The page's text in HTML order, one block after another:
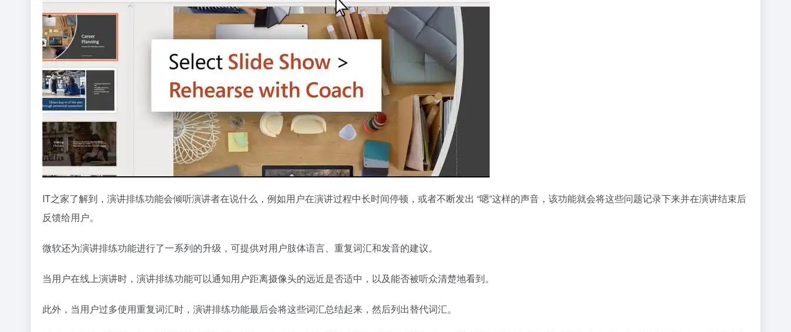
IT之家了解到，演讲排练功能会倾听演讲者在说什么，例如用户在演讲过程中长时间停顿，或者不断发出 “嗯”这样的声音，该功能就会将这些问题记录下来并在演讲结束后
反馈给用户。
微软还为演讲排练功能进行了一系列的升级，可提供对用户肢体语言、重复词汇和发音的建议。
当用户在线上演讲时，演讲排练功能可以通知用户距离摄像头的远近是否适中，以及能否被听众清楚地看到。
此外，当用户过多使用重复词汇时，演讲排练功能最后会将这些词汇总结起来，然后列出替代词汇。